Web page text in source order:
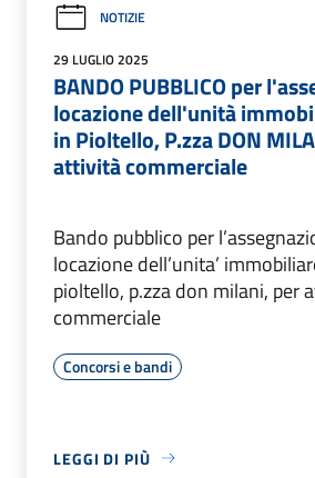
NOTIZIE
29 LUGLIO 2025
BANDO PUBBLICO per
locazione dell'unità
in Pioltello, P.zza DON
attività commerciale
Bando pubblico per
locazione dell’unita’
pioltello, p.zza don milani, per
commerciale
Concorsi e bandi
LEGGI DI PIÙ